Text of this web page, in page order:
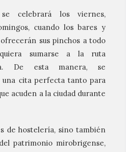
celebrará los viernes,
cuando los bares y
sus pinchos a todo
sumarse a la ruta
De esta manera, se
cita perfecta tanto para
acuden a la ciudad durante
de hostelería, sino también
patrimonio mirobrigense,